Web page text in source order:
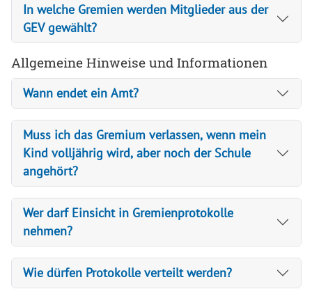
In welche Gremien werden Mitglieder aus der
GEV gewählt?
Allgemeine Hinweise und Informationen
Wann endet ein Amt?
Muss ich das Gremium verlassen, wenn mein
Kind volljährig wird, aber noch der Schule
angehört?
Wer darf Einsicht in Gremienprotokolle
nehmen?
Wie dürfen Protokolle verteilt werden?